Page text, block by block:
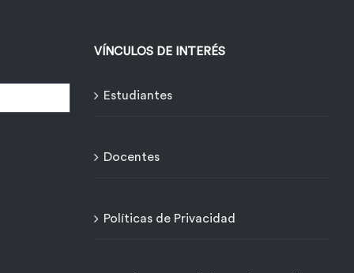
VÍNCULOS DE INTERÉS
Estudiantes
Docentes
Políticas de Privacidad